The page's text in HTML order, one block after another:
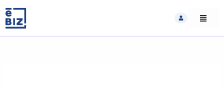
content